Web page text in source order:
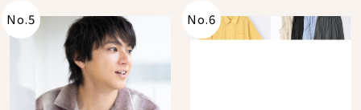
No.5 No.6